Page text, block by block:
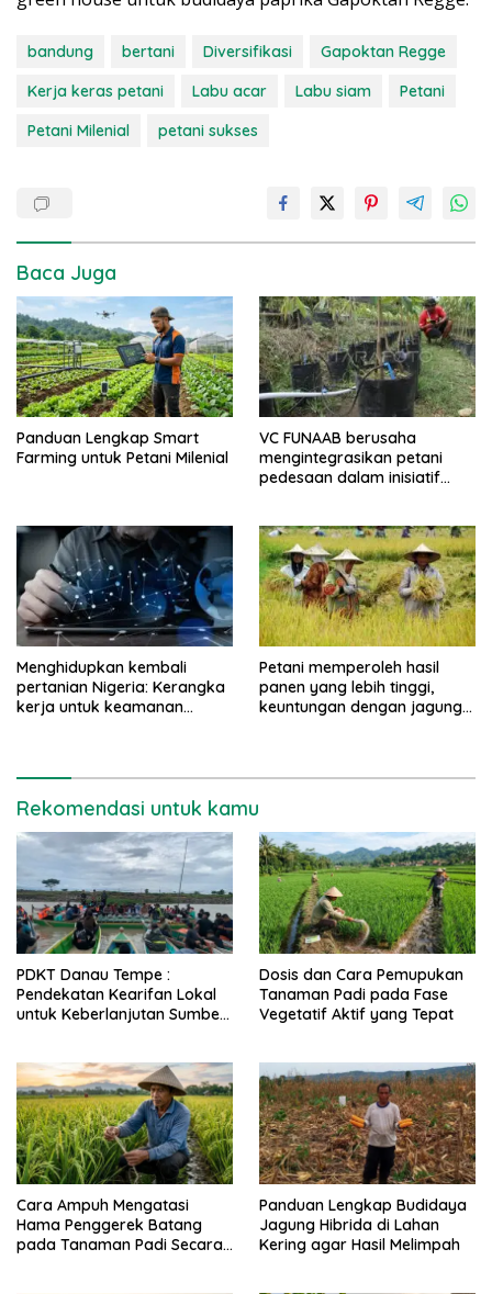
bandung bertani Diversifikasi
Gapoktan Regge
Kerja keras petani
Labu acar Labu siam
Petani
Petani Milenial
petani sukses
Baca Juga
Panduan Lengkap Smart
Farming untuk Petani Milenial
VC FUNAAB berusaha
mengintegrasikan petani
pedesaan dalam inisiatif
Menghidupkan kembali
pertanian Nigeria: Kerangka
kerja untuk keamanan
Petani memperoleh hasil
panen yang lebih tinggi,
keuntungan dengan jagung
Rekomendasi untuk kamu
PDKT Danau Tempe :
Pendekatan Kearifan Lokal
untuk Keberlanjutan Sumber
Dosis dan Cara Pemupukan
Tanaman Padi pada Fase
Vegetatif Aktif yang Tepat
Cara Ampuh Mengatasi
Hama Penggerek Batang
pada Tanaman Padi Secara
Panduan Lengkap Budidaya
Jagung Hibrida di Lahan
Kering agar Hasil Melimpah